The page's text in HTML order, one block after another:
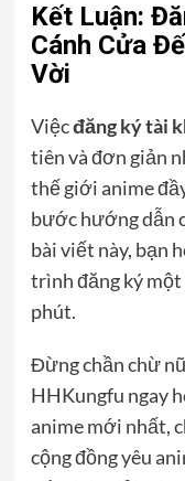
Kết Luận:
Cánh Cửa
Vời
Việcđăng ký tài
tiên và đơn giản
thế giới anime
bước hướng dẫn
bài viết này, bạn
trình đăng ký một
phút.
Đừng chần chừ
HHKungfu ngay
anime mới nhất,
cộng đồng yêu